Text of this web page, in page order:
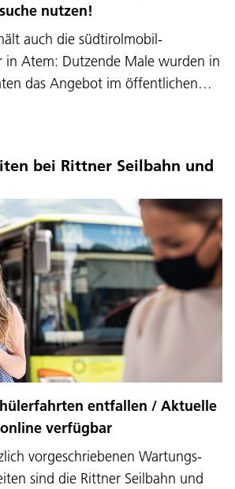
nutzen!
auch die südtirolmobil-
in Atem: Dutzende Male wurden in
das Angebot im öffentlichen…
bei Rittner Seilbahn und
entfallen / Aktuelle
verfügbar
vorgeschriebenen Wartungs-
sind die Rittner Seilbahn und